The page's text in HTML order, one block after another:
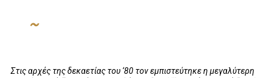
~
Στις αρχές της δεκαετίας του ‘80 τον εμπιστεύτηκε η μεγαλύτερη